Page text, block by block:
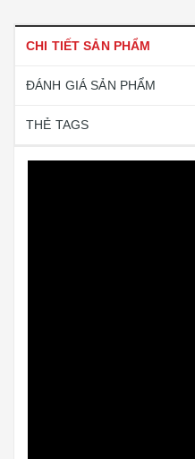
CHI TIẾT SẢN PHẨM
ĐÁNH GIÁ SẢN PHẨM
THẺ TAGS